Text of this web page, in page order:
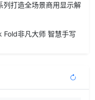
列打造全场景商用显示解
Fold非凡大师 智慧手写